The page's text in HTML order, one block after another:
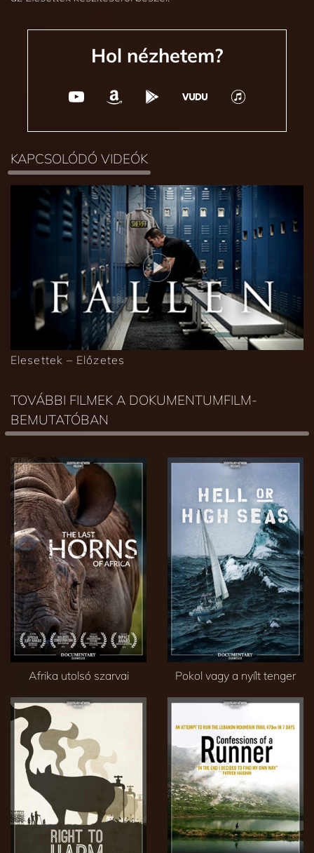
Hol nézhetem?
KAPCSOLÓDÓ VIDEÓK
Elesettek – Előzetes
TOVÁBBI FILMEK A DOKUMENTUMFILM-
BEMUTATÓBAN
Afrika utolsó szarvai Pokol vagy a nyílt tenger